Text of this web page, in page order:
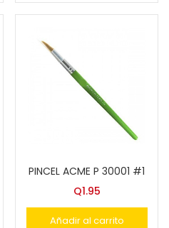
PINCEL ACME P 30001 #1
Q1.95
Añadir al carrito